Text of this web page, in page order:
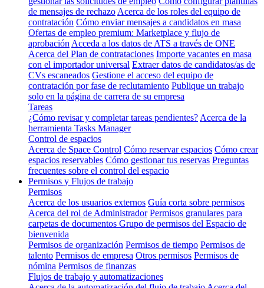
de mensajes de rechazo Acerca de los roles del equipo de
contratación Cómo enviar mensajes a candidatos en masa
Ofertas de empleo premium: Marketplace y flujo de
aprobación Acceda a los datos de ATS a través de ONE
Acerca del Plan de contrataciones Importe vacantes en masa
con el importador universal Extraer datos de candidatos/as de
CVs escaneados Gestione el acceso del equipo de
contratación por fase de reclutamiento Publique un trabajo
solo en la página de carrera de su empresa
Tareas
¿Cómo revisar y completar tareas pendientes? Acerca de la
herramienta Tasks Manager
Control de espacios
Acerca de Space Control Cómo reservar espacios Cómo crear
espacios reservables Cómo gestionar tus reservas Preguntas
frecuentes sobre el control del espacio
Permisos y Flujos de trabajo
Permisos
Acerca de los usuarios externos Guía corta sobre permisos
Acerca del rol de Administrador Permisos granulares para
carpetas de documentos Grupo de permisos del Espacio de
bienvenida
Permisos de organización Permisos de tiempo Permisos de
talento Permisos de empresa Otros permisos Permisos de
nómina Permisos de finanzas
Flujos de trabajo y automatizaciones